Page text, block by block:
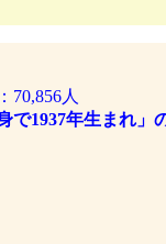
70,856人
で1937年生まれ」